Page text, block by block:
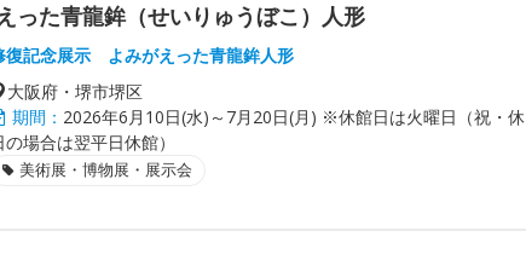
た青龍鉾（せいりゅうぼこ）人形
復記念展示 よみがえった青龍鉾人形
大阪府・堺市堺区
期間： 2026年6月10日(水)～7月20日(月) ※休館日は火曜日（祝・休
の場合は翌平日休館）
美術展・博物展・展示会